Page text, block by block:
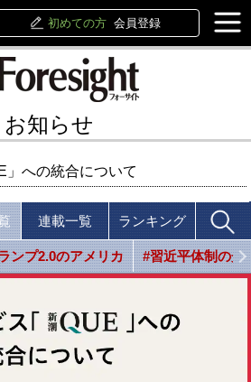
初めての方 会員登録
お知らせ
」への統合について
連載一覧 ランキング
ンプ2.0のアメリカ #習近平体制の光